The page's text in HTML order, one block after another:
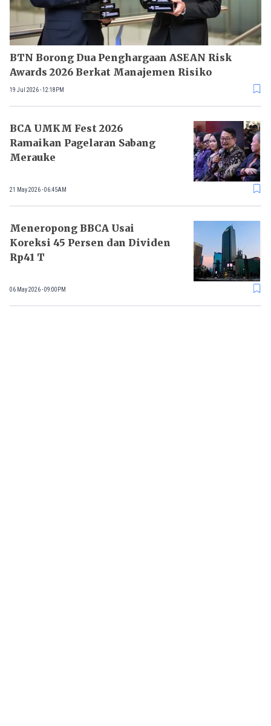
BTN Borong Dua Penghargaan ASEAN Risk
Awards 2026 Berkat Manajemen Risiko
19 Jul 2026 - 12:18PM
BCA UMKM Fest 2026
Ramaikan Pagelaran Sabang
Merauke
21 May 2026 - 06:45AM
Meneropong BBCA Usai
Koreksi 45 Persen dan Dividen
Rp41 T
06 May 2026 - 09:00PM